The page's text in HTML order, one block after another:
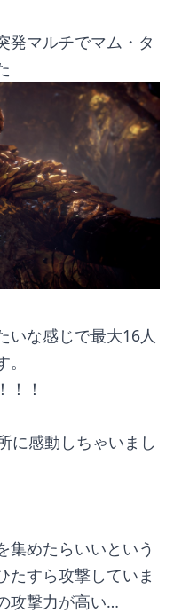
発マルチでマム・タ
いな感じで最大16人
！！
に感動しちゃいまし
集めたらいいという
たすら攻撃していま
攻撃力が高い…